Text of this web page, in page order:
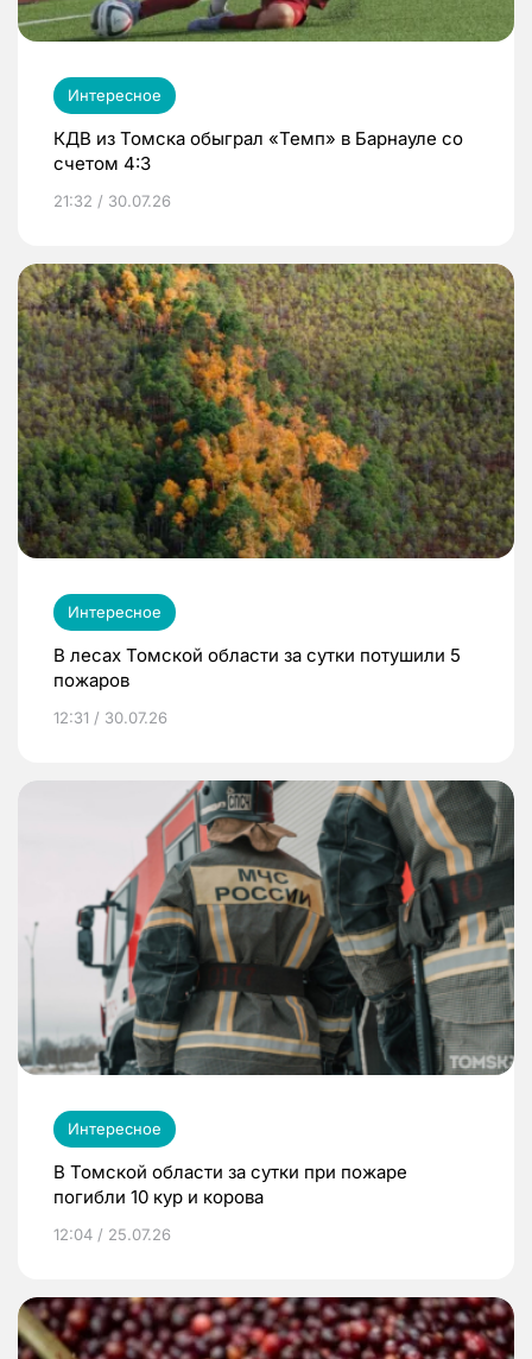
Интересное
КДВ из Томска обыграл «Темп» в Барнауле со
счетом 4:3
21:32 / 30.07.26
Интересное
В лесах Томской области за сутки потушили 5
пожаров
12:31 / 30.07.26
Интересное
В Томской области за сутки при пожаре
погибли 10 кур и корова
12:04 / 25.07.26